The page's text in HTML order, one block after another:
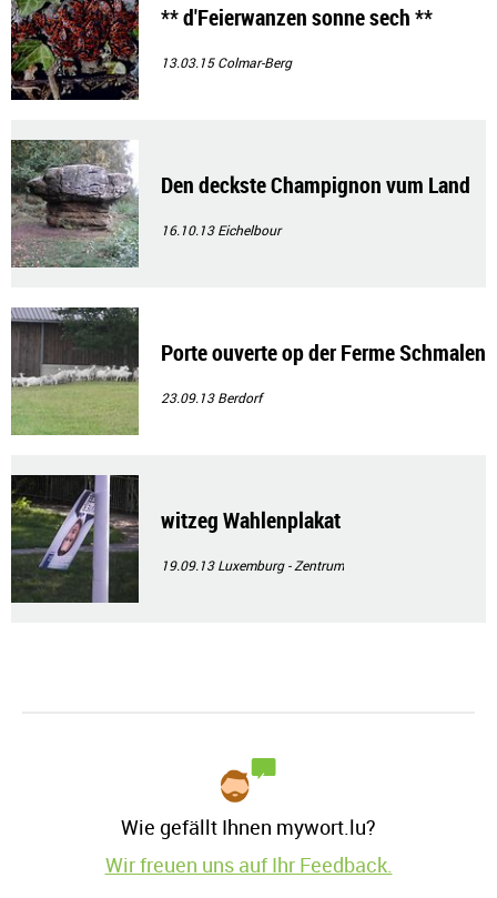
** d'Feierwanzen sonne sech **
13.03.15Colmar-Berg
Den deckste Champignon vum Land
16.10.13Eichelbour
Porte ouverte op der Ferme Schmalen
23.09.13Berdorf
witzeg Wahlenplakat
19.09.13Luxemburg - Zentrum
Wie gefällt Ihnen mywort.lu?
Wir freuen uns auf Ihr Feedback.